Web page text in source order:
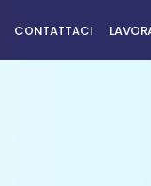
CONTATTACI